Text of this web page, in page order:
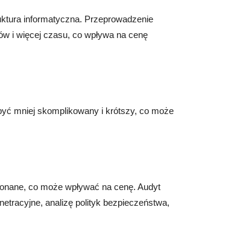
informatyczna. Przeprowadzenie
i więcej czasu, co wpływa na cenę
mniej skomplikowany i krótszy, co może
co może wpływać na cenę. Audyt
analizę polityk bezpieczeństwa,